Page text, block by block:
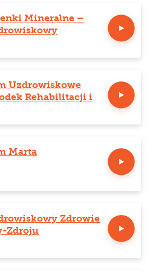
Mineralne –
Uzdrowiskowe
Rehabilitacji i
Marta
Zdrowie
Zdroju